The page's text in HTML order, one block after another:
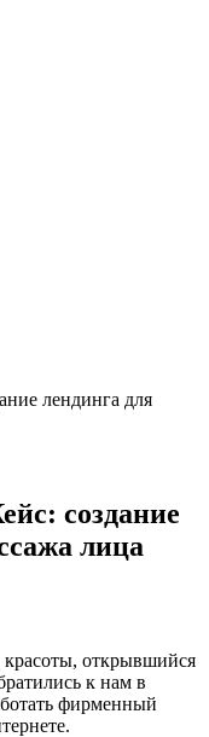
лендинга для
создание
лица
открывшийся
к нам в
фирменный